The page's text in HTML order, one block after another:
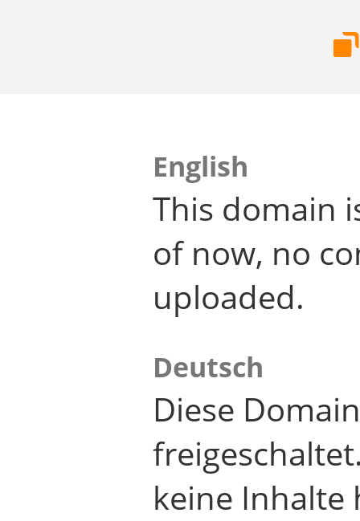
English
This domain
of now, no
uploaded.
Deutsch
Diese
keine Inhalte